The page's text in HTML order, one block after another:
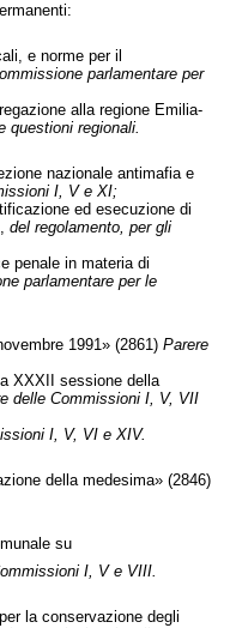
e norme per il
parlamentare per
alla regione Emilia-
questioni regionali.
nazionale antimafia e
I, V e XI;
ed esecuzione di
del regolamento, per gli
penale in materia di
parlamentare per le
1991» (2861) Parere
XXXII sessione della
delle Commissioni I, V, VII
I, V, VI e XIV.
della medesima» (2846)
su
I, V e VIII.
la conservazione degli